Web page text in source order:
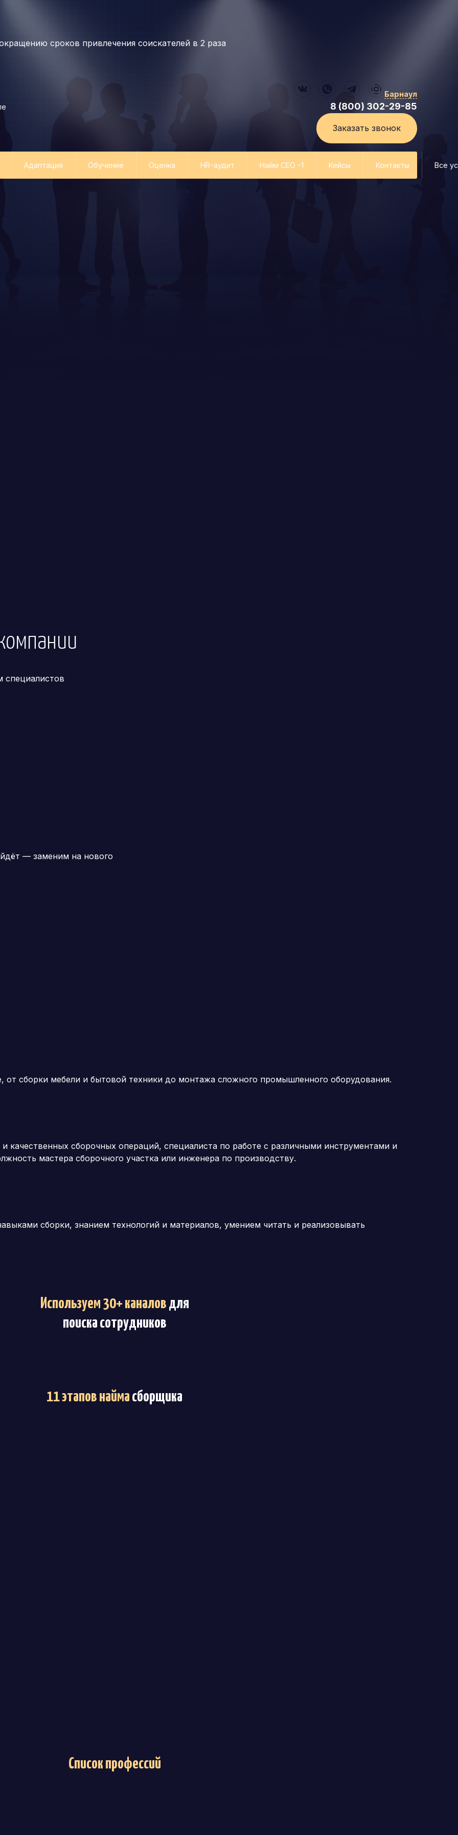
сроков привлечения соискателей в 2 раза
Барнаул
8 (800) 302-29-85
Заказать звонок
Адаптация Обучение Оценка HR-аудит Найм СЕО -1 Кейсы Контакты Все
— заменим на нового
сборки мебели и бытовой техники до монтажа сложного промышленного оборудования.
качественных сборочных операций, специалиста по работе с различными инструментами и
мастера сборочного участка или инженера по производству.
сборки, знанием технологий и материалов, умением читать и реализовывать
Используем 30+ каналов для
поиска сотрудников
11 этапов найма сборщика
Список профессий